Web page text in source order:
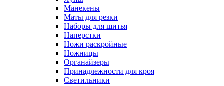
Манекены
Маты для резки
Наборы для шитья
Наперстки
Ножи раскройные
Ножницы
Органайзеры
Принадлежности для кроя
Светильники